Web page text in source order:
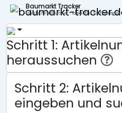
Baumarkt Tracker
Lokale Filialsuche - ideal für
Schritt 1:
heraussuchen
Schritt 2:
eingeben und